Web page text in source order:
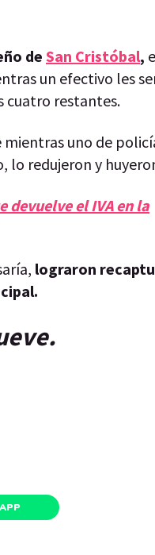
de San Cristóbal,
un efectivo les
cuatro restantes.
uno de
lo redujeron y
el IVA en la
lograron